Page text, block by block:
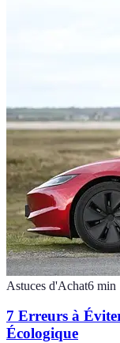
Astuces d'Achat6 min
7 Erreurs à
Écologique